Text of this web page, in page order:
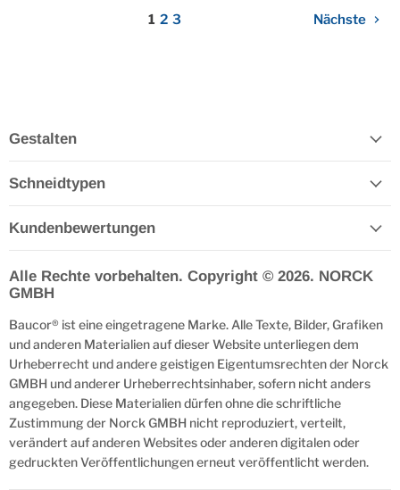
1 2 3 Nächste
Gestalten
Schneidtypen
Kundenbewertungen
Alle Rechte vorbehalten. Copyright © 2026. NORCK
GMBH
Baucor® ist eine eingetragene Marke. Alle Texte, Bilder, Grafiken
und anderen Materialien auf dieser Website unterliegen dem
Urheberrecht und andere geistigen Eigentumsrechten der Norck
GMBH und anderer Urheberrechtsinhaber, sofern nicht anders
angegeben. Diese Materialien dürfen ohne die schriftliche
Zustimmung der Norck GMBH nicht reproduziert, verteilt,
verändert auf anderen Websites oder anderen digitalen oder
gedruckten Veröffentlichungen erneut veröffentlicht werden.